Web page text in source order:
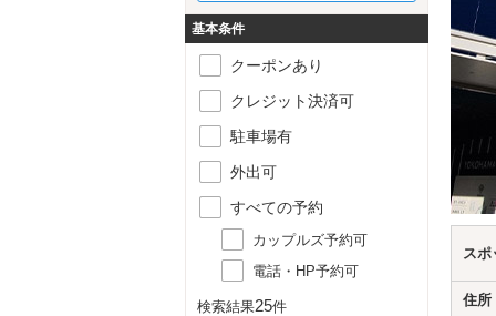
スポ
住所
基本条件
クーポンあり
クレジット決済可
駐車場有
外出可
すべての予約
カップルズ予約可
電話・HP予約可
検索結果25件